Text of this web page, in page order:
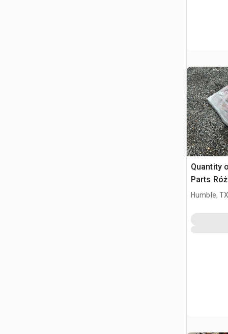
Quantity
Parts
Humble,